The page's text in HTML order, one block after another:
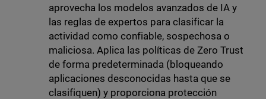
aprovecha los modelos avanzados de IA y
las reglas de expertos para clasificar la
actividad como confiable, sospechosa o
maliciosa. Aplica las políticas de Zero Trust
de forma predeterminada (bloqueando
aplicaciones desconocidas hasta que se
clasifiquen) y proporciona protección